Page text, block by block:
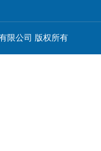
限公司 版权所有